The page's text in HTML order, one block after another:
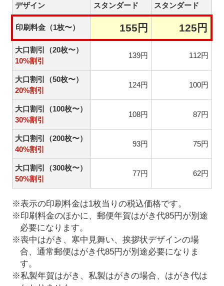
デザイン
スタンダード スタンダード
印刷料金（1枚〜） 155円 125円
大口割引（20枚〜）
10%割引
139円 112円
大口割引（50枚〜）
20%割引
124円 100円
大口割引（100枚〜）
30%割引
108円 87円
大口割引（200枚〜）
40%割引
93円 75円
大口割引（300枚〜）
50%割引
77円 62円
※表示の印刷料金は1枚当りの税込価格です。
※印刷料金のほかに、郵便年賀はがき代85円が別途
必要になります。
※喪中はがき、寒中見舞い、挨拶状デザインの場
合、通常郵便はがき代85円が別途必要になりま
す。
※私製年賀はがき、私製はがきの場合、はがき代は